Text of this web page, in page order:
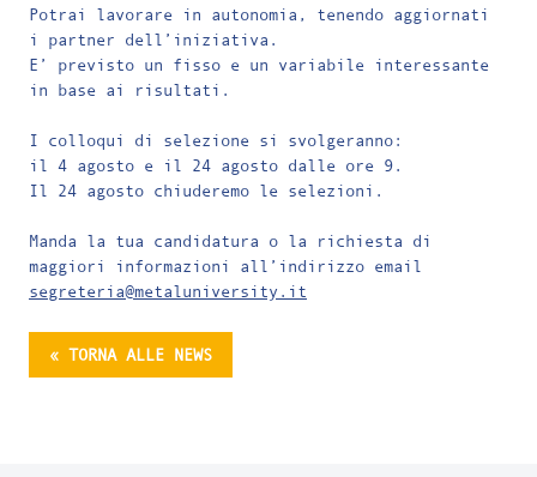
Potrai lavorare in autonomia, tenendo aggiornati
i partner dell’iniziativa.
E’ previsto un fisso e un variabile interessante
in base ai risultati.
I colloqui di selezione si svolgeranno:
il 4 agosto e il 24 agosto dalle ore 9.
Il 24 agosto chiuderemo le selezioni.
Manda la tua candidatura o la richiesta di
maggiori informazioni all’indirizzo email
segreteria@metaluniversity.it
« TORNA ALLE NEWS